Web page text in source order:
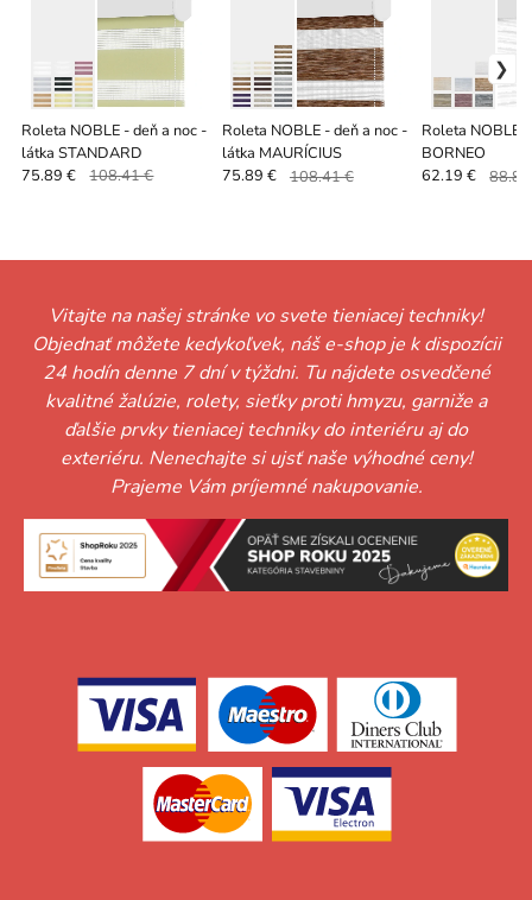
Roleta NOBLE - deň a noc -
látka STANDARD
75.89 € 108.41 €
Roleta NOBLE - deň a noc -
látka MAURÍCIUS
75.89 € 108.41 €
Roleta NOBLE
BORNEO
62.19 €
Vitajte na našej stránke vo svete tieniacej techniky!
Objednať môžete kedykoľvek, náš e-shop je k dispozícii
24 hodín denne 7 dní v týždni. Tu nájdete osvedčené
kvalitné žalúzie, rolety, sieťky proti hmyzu, garniže a
ďalšie prvky tieniacej techniky do interiéru aj do
exteriéru. Nenechajte si ujsť naše výhodné ceny!
Prajeme Vám príjemné nakupovanie.